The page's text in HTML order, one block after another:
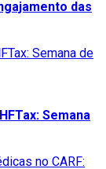
das
Semana